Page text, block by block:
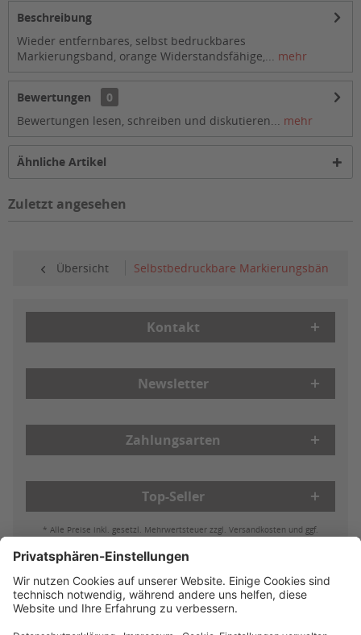
Beschreibung
Wieder entfernbares, selbst bedruckbares
Markierungsband, orange Widerstandsfähige,... mehr
Bewertungen
0
Bewertungen lesen, schreiben und diskutieren... mehr
Ähnliche Artikel
Zuletzt angesehen
Übersicht Selbstbedruckbare Markierungsbänder
Kontakt
Newsletter
Zahlungsarten
Top-Seller
* Alle Preise inkl. gesetzl. Mehrwertsteuer zzgl. Versandkosten und ggf.
Batterieleistung & Entsorgung
Widerruf
Reklamationen
AGB
Datenschutz Impressum Vertrag widerrufen